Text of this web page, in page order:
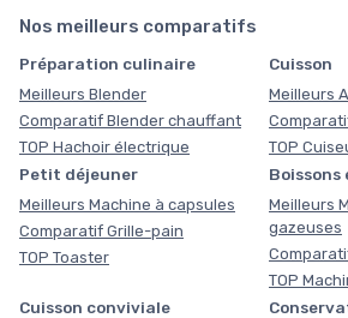
Nos meilleurs comparatifs
Préparation culinaire
Meilleurs Blender
Comparatif Blender chauffant
TOP Hachoir électrique
Cuisson
Meilleurs
TOP
Petit déjeuner
Meilleurs Machine à capsules
Comparatif Grille-pain
TOP Toaster
Boissons
Meilleurs
gazeuses
TOP
Cuisson conviviale